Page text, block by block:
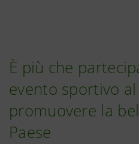
È più che
evento sportivo
promuovere la
Paese